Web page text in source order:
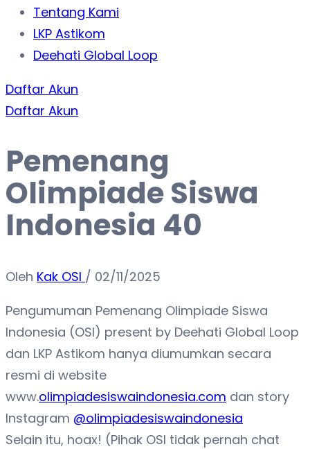
Tentang Kami
LKP Astikom
Deehati Global Loop
Daftar Akun
Daftar Akun
Pemenang
Olimpiade Siswa
Indonesia 40
Oleh Kak OSI / 02/11/2025
Pengumuman Pemenang Olimpiade Siswa
Indonesia (OSI) present by Deehati Global Loop
dan LKP Astikom hanya diumumkan secara
resmi di website
www.olimpiadesiswaindonesia.com dan story
Instagram @olimpiadesiswaindonesia
Selain itu, hoax! (Pihak OSI tidak pernah chat